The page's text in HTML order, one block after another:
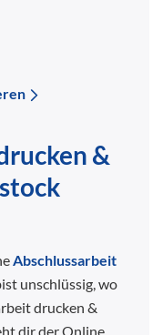
&
Abschlussarbeit
unschlüssig, wo
drucken &
dir der Online